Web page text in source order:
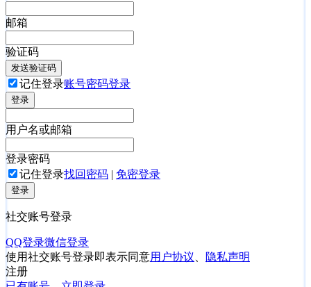
邮箱
验证码
发送验证码
记住登录账号密码登录
登录
用户名或邮箱
登录密码
记住登录找回密码 | 免密登录
登录
社交账号登录
QQ登录微信登录
使用社交账号登录即表示同意用户协议
隐私声明
注册